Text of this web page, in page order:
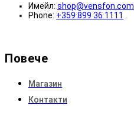
Имейл: shop@vensfon.com
Phone: +359 899 36 1111
Повече
Магазин
Контакти